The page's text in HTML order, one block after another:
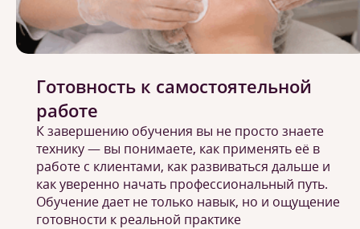
Готовность к самостоятельной
работе
К завершению обучения вы не просто знаете
технику — вы понимаете, как применять её в
работе с клиентами, как развиваться дальше и
как уверенно начать профессиональный путь.
Обучение дает не только навык, но и ощущение
готовности к реальной практике